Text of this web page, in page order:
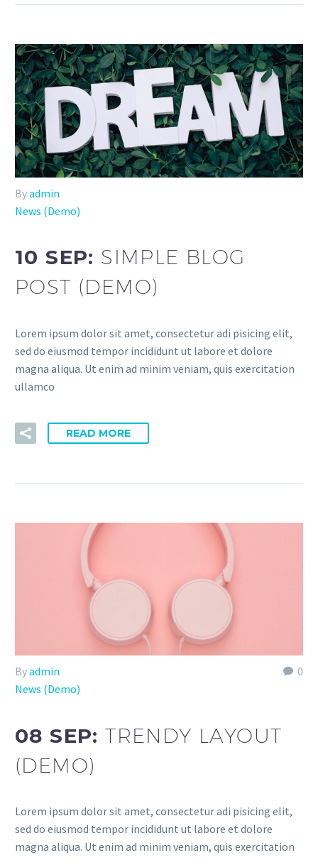
Byadmin
News (Demo)
10 SEP: SIMPLE BLOG
POST (DEMO)
Lorem ipsum dolor sit amet, consectetur adi pisicing elit,
sed do eiusmod tempor incididunt ut labore et dolore
magna aliqua. Ut enim ad minim veniam, quis exercitation
ullamco
READ MORE
0
Byadmin
News (Demo)
08 SEP:TRENDY LAYOUT
(DEMO)
Lorem ipsum dolor sit amet, consectetur adi pisicing elit,
sed do eiusmod tempor incididunt ut labore et dolore
magna aliqua. Ut enim ad minim veniam, quis exercitation